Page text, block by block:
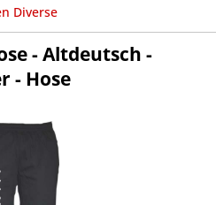
Diverse
- Altdeutsch -
- Hose